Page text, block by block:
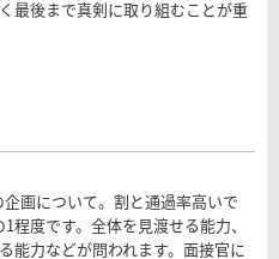
最後まで真剣に取り組むことが重
画について。割と通過率高いで
程度です。全体を見渡せる能力、
能力などが問われます。面接官に